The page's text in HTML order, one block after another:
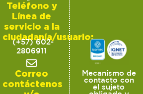
Teléfono y
Línea de
servicio a la
ciudadanía/usuario:
(+57) 602-
2806911
Correo
contáctenos
Mecanismo de
contacto con
el sujeto